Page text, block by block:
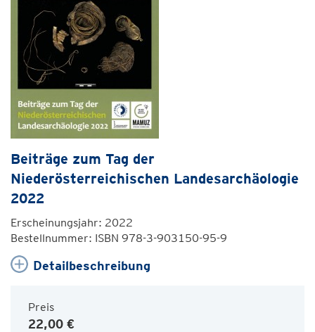
Beiträge zum Tag der
Niederösterreichischen Landesarchäologie
2022
Erscheinungsjahr: 2022
Bestellnummer: ISBN 978-3-903150-95-9
Detailbeschreibung
Preis
22,00 €